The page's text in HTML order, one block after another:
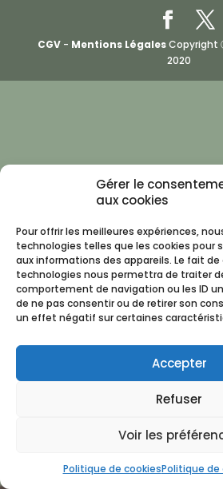
Gérer le
aux cookies
Pour offrir les meilleures expériences,
technologies telles que les cookies pour
aux informations des appareils. Le fait
technologies nous permettra de traiter
comportement de navigation ou les ID
de ne pas consentir ou de retirer son
un effet négatif sur certaines
Accepter
Refuser
Voir les
Politique de cookiesPolitique
CGV - Mentions LégalesCopyright
2020